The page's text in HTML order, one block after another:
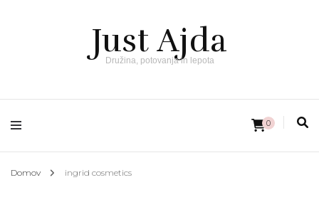
Just Ajda
Družina, potovanja in lepota
0
Domov ingrid cosmetics